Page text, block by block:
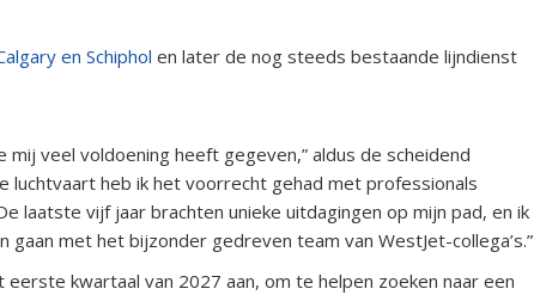
en Schiphol en later de nog steeds bestaande lijndienst
veel voldoening heeft gegeven,” aldus de scheidend
luchtvaart heb ik het voorrecht gehad met professionals
laatste vijf jaar brachten unieke uitdagingen op mijn pad, en ik
gaan met het bijzonder gedreven team van WestJet-collega’s.”
kwartaal van 2027 aan, om te helpen zoeken naar een